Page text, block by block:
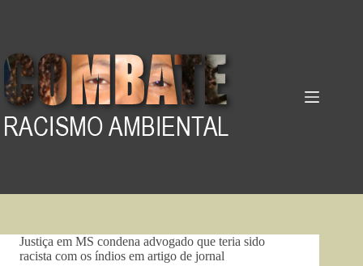
Justiça em MS condena advogado que teria sido
racista com os índios em artigo de jornal